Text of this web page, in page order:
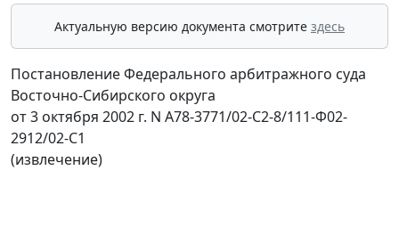
Актуальную версию документа смотрите здесь
Постановление Федерального арбитражного суда
Восточно-Сибирского округа
от 3 октября 2002 г. N А78-3771/02-С2-8/111-Ф02-
2912/02-С1
(извлечение)